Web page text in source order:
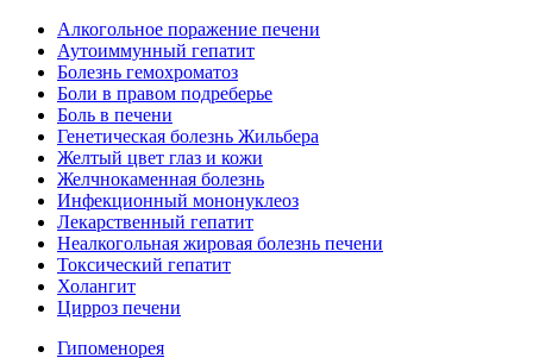
Алкогольное поражение печени
Аутоиммунный гепатит
Болезнь гемохроматоз
Боли в правом подреберье
Боль в печени
Генетическая болезнь Жильбера
Желтый цвет глаз и кожи
Желчнокаменная болезнь
Инфекционный мононуклеоз
Лекарственный гепатит
Неалкогольная жировая болезнь печени
Токсический гепатит
Холангит
Цирроз печени
Гипоменорея